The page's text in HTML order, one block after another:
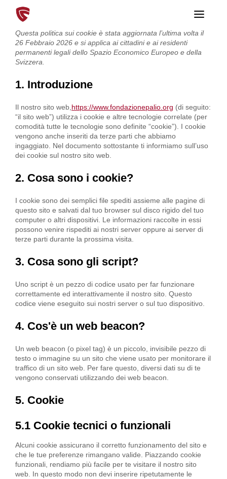
T
g
e
t
i
o
Questa politica sui cookie è stata aggiornata l’ultima volta il
26 Febbraio 2026 e si applica ai cittadini e ai residenti
permanenti legali dello Spazio Economico Europeo e della
Svizzera.
1. Introduzione
Il nostro sito web, https://www.fondazionepalio.org (di seguito:
“il sito web”) utilizza i cookie e altre tecnologie correlate (per
comodità tutte le tecnologie sono definite “cookie”). I cookie
vengono anche inseriti da terze parti che abbiamo
ingaggiato. Nel documento sottostante ti informiamo sull’uso
dei cookie sul nostro sito web.
2. Cosa sono i cookie?
I cookie sono dei semplici file spediti assieme alle pagine di
questo sito e salvati dal tuo browser sul disco rigido del tuo
computer o altri dispositivi. Le informazioni raccolte in essi
possono venire rispediti ai nostri server oppure ai server di
terze parti durante la prossima visita.
3. Cosa sono gli script?
Uno script è un pezzo di codice usato per far funzionare
correttamente ed interattivamente il nostro sito. Questo
codice viene eseguito sui nostri server o sul tuo dispositivo.
4. Cos'è un web beacon?
Un web beacon (o pixel tag) è un piccolo, invisibile pezzo di
testo o immagine su un sito che viene usato per monitorare il
traffico di un sito web. Per fare questo, diversi dati su di te
vengono conservati utilizzando dei web beacon.
5. Cookie
5.1 Cookie tecnici o funzionali
Alcuni cookie assicurano il corretto funzionamento del sito e
che le tue preferenze rimangano valide. Piazzando cookie
funzionali, rendiamo più facile per te visitare il nostro sito
web. In questo modo non devi inserire ripetutamente le